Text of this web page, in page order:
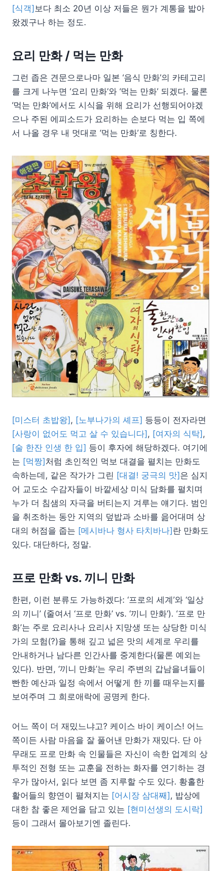
[식객] 보다 최소 20년 이상 저들은 뭔가 계통을 밟아
왔겠구나 하는 정도.
요리 만화 / 먹는 만화
그런 좁은 견문으로나마 일본 ‘음식 만화’의 카테고리
를 크게 나누면 ‘요리 만화’와 ‘먹는 만화’ 되겠다. 물론
‘먹는 만화’에서도 시식을 위해 요리가 선행되어야겠
으나 주된 에피소드가 요리하는 손보다 먹는 입 쪽에
서 나올 경우 내 멋대로 ‘먹는 만화’로 칭한다.
[미스터 초밥왕], [노부나가의 셰프] 등등이 전자라면
[사랑이 없어도 먹고 살 수 있습니다], [여자의 식탁],
[술 한잔 인생 한 입] 등이 후자에 해당하겠다. 여기에
는 [먹짱]처럼 초인적인 먹보 대결을 펼치는 만화도
속하는데, 같은 작가가 그린 [대결! 궁극의 맛]은 심지
어 교도소 수감자들이 바깥세상 미식 담화를 펼치며
누가 더 침샘의 자극을 버티는지 겨루는 얘기다. 범인
을 취조하는 동안 지역의 덮밥과 소바를 읊어대며 상
대의 허점을 줍는 [메시바나 형사 타치바나]란 만화도
있다. 대단하다, 정말.
프로 만화 vs. 끼니 만화
한편, 이런 분류도 가능하겠다: ‘프로의 세계’와 ‘일상
의 끼니’ (줄여서 ‘프로 만화’ vs. ‘끼니 만화’). ‘프로 만
화’는 주로 요리사나 요리사 지망생 또는 상당한 미식
가의 모험(?)을 통해 깊고 넓은 맛의 세계로 우리를
안내하거나 남다른 인간사를 중계한다(물론 예외는
있다). 반면, ‘끼니 만화’는 우리 주변의 갑남을녀들이
빤한 예산과 일정 속에서 어떻게 한 끼를 때우는지를
보여주며 그 희로애락에 공명케 한다.
어느 쪽이 더 재밌느냐고? 케이스 바이 케이스! 어느
쪽이든 사람 마음을 잘 풀어낸 만화가 재밌다. 단 아
무래도 프로 만화 속 인물들은 자신이 속한 업계의 상
투적인 전형 또는 교훈을 전하는 화자를 연기하는 경
우가 많아서, 읽다 보면 좀 지루할 수도 있다. 황홀한
활어들의 향연이 펼쳐지는 [어시장 삼대째], 밥상에
대한 참 좋은 제언을 담고 있는 [현미선생의 도시락]
등이 그래서 몰아보기엔 졸린다.